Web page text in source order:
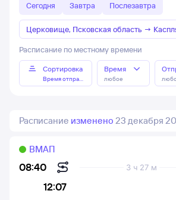
Сегодня Завтра Послезавтра
Церковище, Псковская область →
Расписание по местному времени
Сортировка
Время отправления
Время
любое
Расписание изменено 23 декабря
08:40
12:07
3 ч 27 м
ВМАП